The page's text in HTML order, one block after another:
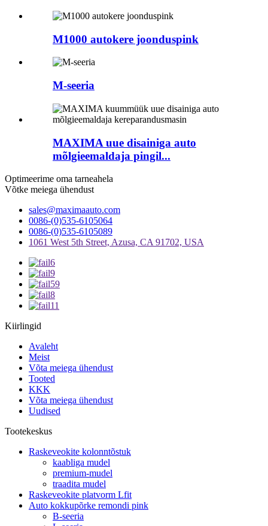
M1000 autokere joonduspink
M-seeria
MAXIMA uue disainiga auto
mõlgieemaldaja pingil...
Optimeerime oma tarneahela
Võtke meiega ühendust
sales@maximaauto.com
0086-(0)535-6105064
0086-(0)535-6105089
1061 West 5th Street, Azusa, CA 91702, USA
Kiirlingid
Avaleht
Meist
Võta meiega ühendust
Tooted
KKK
Võta meiega ühendust
Uudised
Tootekeskus
Raskeveokite kolonntõstuk
kaabliga mudel
premium-mudel
traadita mudel
Raskeveokite platvorm Lfit
Auto kokkupõrke remondi pink
B-seeria